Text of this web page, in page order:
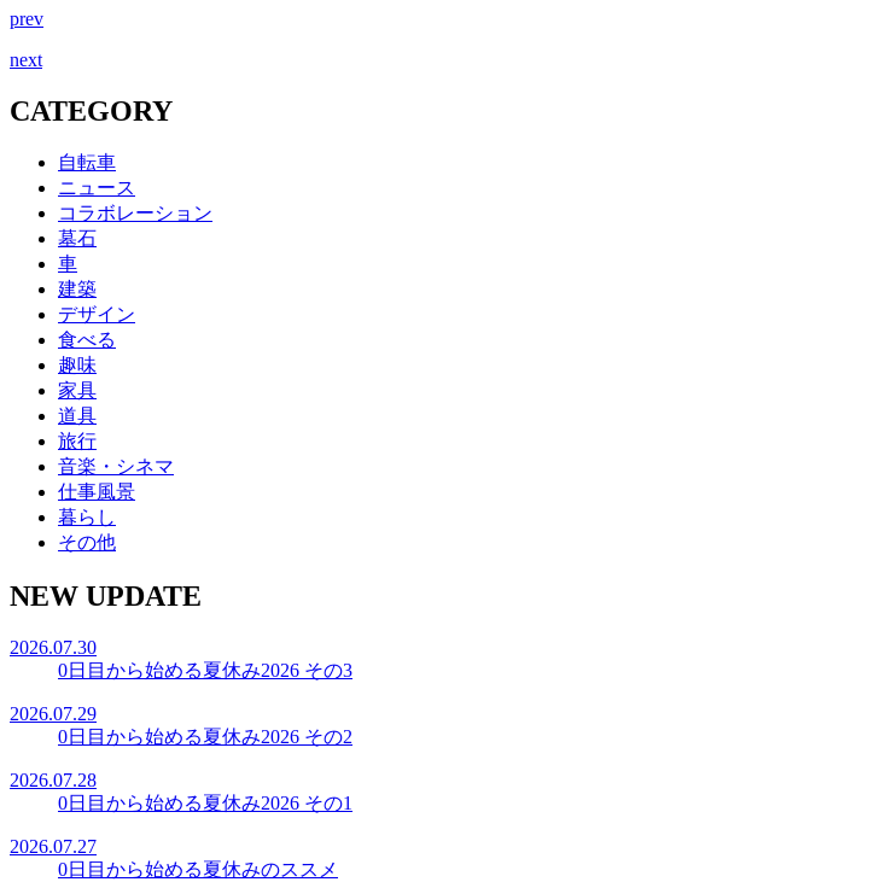
prev
next
CATEGORY
自転車
ニュース
コラボレーション
墓石
車
建築
デザイン
食べる
趣味
家具
道具
旅行
音楽・シネマ
仕事風景
暮らし
その他
NEW UPDATE
2026.07.30
0日目から始める夏休み2026 その3
2026.07.29
0日目から始める夏休み2026 その2
2026.07.28
0日目から始める夏休み2026 その1
2026.07.27
0日目から始める夏休みのススメ